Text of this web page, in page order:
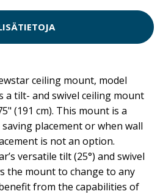
ceiling mount, model
a tilt- and swivel ceiling mount
(191 cm). This mount is a
placement or when wall
is not an option.
versatile tilt (25°) and swivel
the mount to change to any
from the capabilities of